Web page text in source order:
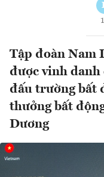
Tập đoàn Nam
được vinh danh
đấu trường bất
thưởng bất
Dương